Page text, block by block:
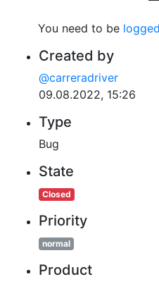
You need to be
Created by
@carreradriver
09.08.2022, 15:26
Type
Bug
State
Closed
Priority
normal
Product